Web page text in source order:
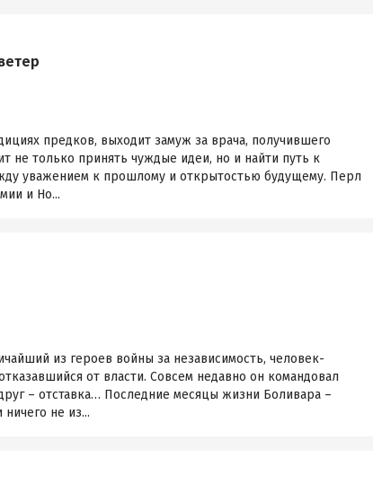
предков, выходит замуж за врача, получившего
не только принять чуждые идеи, но и найти путь к
уважением к прошлому и открытостью будущему. Перл
и Но...
из героев войны за независимость, человек-
от власти. Совсем недавно он командовал
– отставка… Последние месяцы жизни Боливара –
не из...